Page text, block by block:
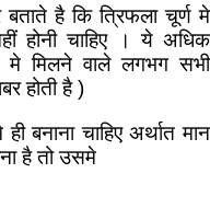
है कि त्रिफला चूर्ण मे
होनी चाहिए । ये अधिक
मे मिलने वाले लगभग सभी
होती है )
बनाना चाहिए अर्थात मान
है तो उसमे